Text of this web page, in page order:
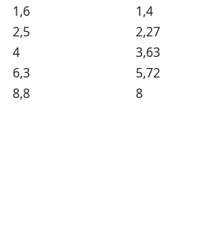
1,6 1,4
2,5 2,27
4 3,63
6,3 5,72
8,8 8